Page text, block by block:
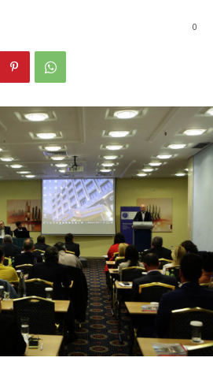
0